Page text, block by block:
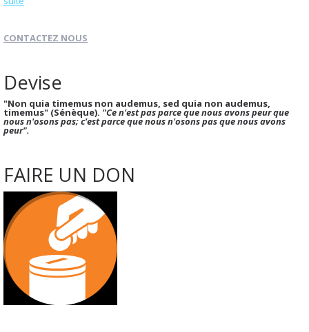
CONTACTEZ NOUS
Devise
"Non quia timemus non audemus, sed quia non audemus,
timemus" (Sénèque). "Ce n'est pas parce que nous avons peur que
nous n'osons pas; c'est parce que nous n'osons pas que nous avons
peur".
FAIRE UN DON